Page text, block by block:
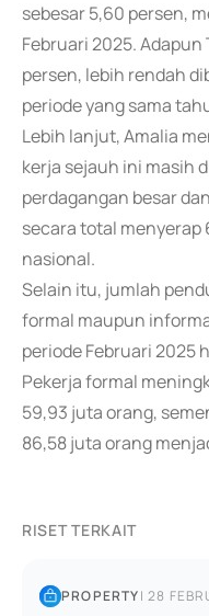
sebesar 5,60 persen,
Februari 2025. Adapun
persen, lebih rendah
periode yang sama
Lebih lanjut, Amalia
kerja sejauh ini masih
perdagangan besar
secara total menyerap
nasional.
Selain itu, jumlah
formal maupun
periode Februari 2025
Pekerja formal
59,93 juta orang,
86,58 juta orang
RISET TERKAIT
PROPERTY|28